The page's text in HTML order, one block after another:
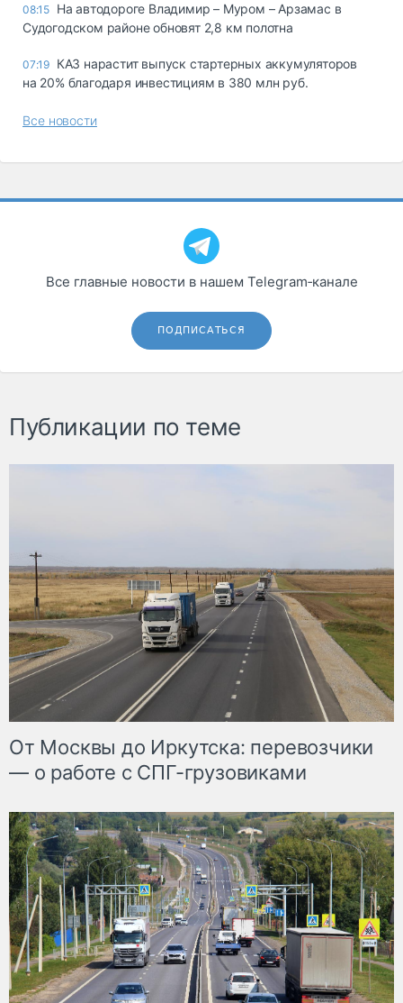
08:15 На автодороге Владимир – Муром – Арзамас в
Судогодском районе обновят 2,8 км полотна
07:19 КАЗ нарастит выпуск стартерных аккумуляторов
на 20% благодаря инвестициям в 380 млн руб.
Все новости
Все главные новости в нашем Telegram‑канале
ПОДПИСАТЬСЯ
Публикации по теме
От Москвы до Иркутска: перевозчики
— о работе с СПГ-грузовиками